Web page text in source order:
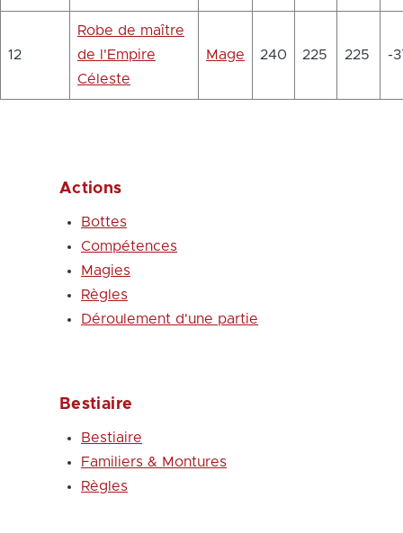
12
Robe de maître
de l'Empire
Céleste
Mage 240 225 225 -
Actions
Bottes
Compétences
Magies
Règles
Déroulement d'une partie
Bestiaire
Bestiaire
Familiers & Montures
Règles